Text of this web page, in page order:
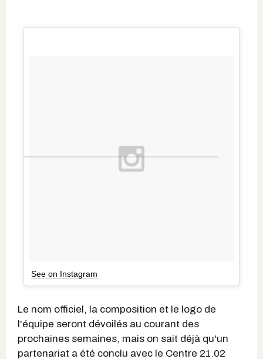
See on Instagram
Le nom officiel, la composition et le logo de
l'équipe seront dévoilés au courant des
prochaines semaines, mais on sait déjà qu'un
partenariat a été conclu avec le Centre 21.02